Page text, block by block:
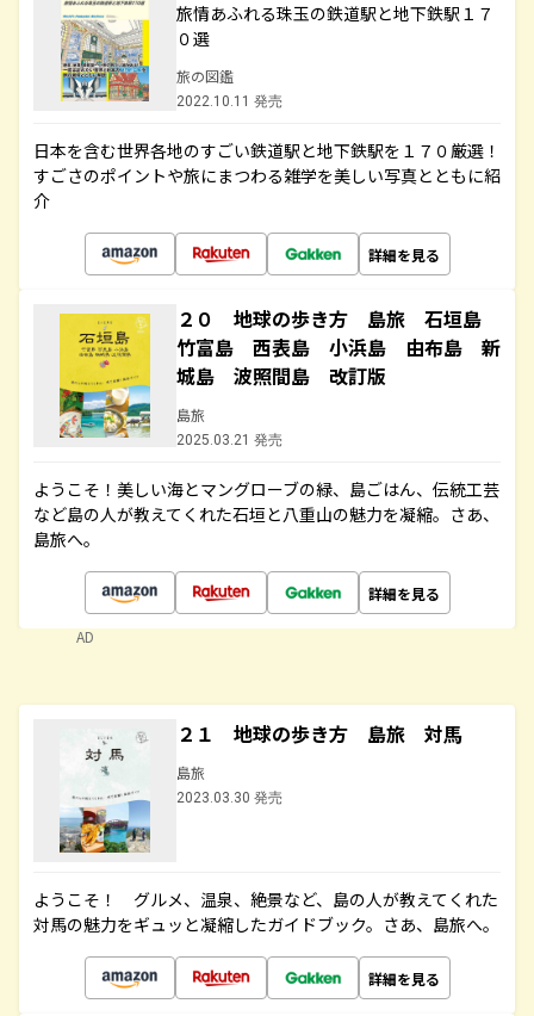
旅情あふれる珠玉の鉄道駅と地下鉄駅１７
０選
旅の図鑑
2022.10.11 発売
日本を含む世界各地のすごい鉄道駅と地下鉄駅を１７０厳選！
すごさのポイントや旅にまつわる雑学を美しい写真とともに紹
介
詳細を見る
２０ 地球の歩き方 島旅 石垣島
竹富島 西表島 小浜島 由布島 新
城島 波照間島 改訂版
島旅
2025.03.21 発売
ようこそ！美しい海とマングローブの緑、島ごはん、伝統工芸
など島の人が教えてくれた石垣と八重山の魅力を凝縮。さあ、
島旅へ。
詳細を見る
AD
２１ 地球の歩き方 島旅 対馬
島旅
2023.03.30 発売
ようこそ！ グルメ、温泉、絶景など、島の人が教えてくれた
対馬の魅力をギュッと凝縮したガイドブック。さあ、島旅へ。
詳細を見る